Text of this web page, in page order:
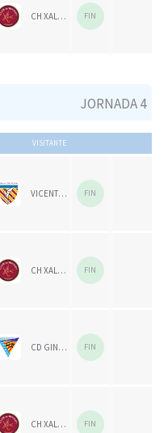
CH XALOC 1993 FIN
JORNADA 4
VISITANTE
VICENTE GAOS FIN
CH XALOC FIN
CD GINER CORAL FIN
CH XALOC 1993 FIN